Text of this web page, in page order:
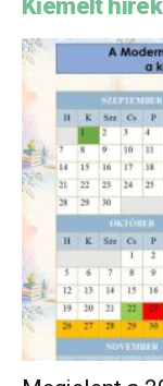
Általános
Iskola
Kiemelt hírek